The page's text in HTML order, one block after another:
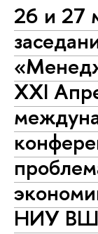
26 и 27
XXI
НИУ